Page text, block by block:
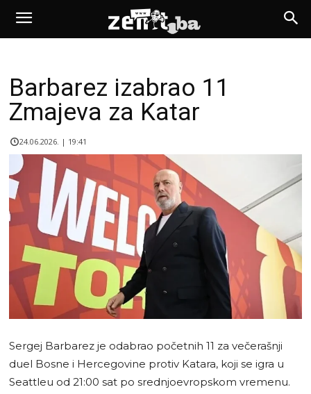
Barbarez izabrao 11
Zmajeva za Katar
24.06.2026. | 19:41
Sergej Barbarez je odabrao početnih 11 za večerašnji
duel Bosne i Hercegovine protiv Katara, koji se igra u
Seattleu od 21:00 sat po srednjoevropskom vremenu.